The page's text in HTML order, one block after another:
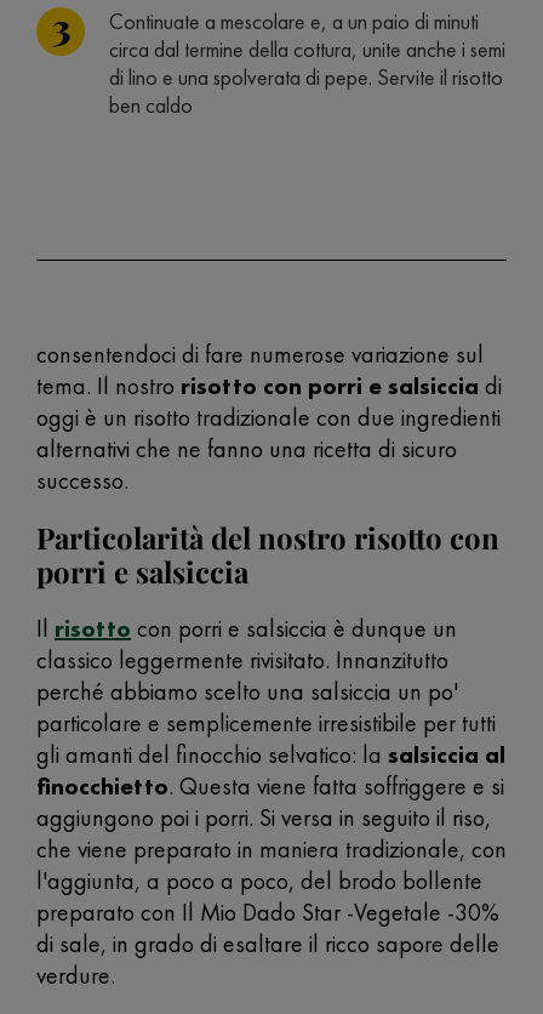
Continuate a mescolare e, a un paio di minuti
circa dal termine della cottura, unite anche i semi
di lino e una spolverata di pepe. Servite il risotto
ben caldo
consentendoci di fare numerose variazione sul
tema. Il nostro risotto con porri e salsiccia di
oggi è un risotto tradizionale con due ingredienti
alternativi che ne fanno una ricetta di sicuro
successo.
Particolarità del nostro risotto con
porri e salsiccia
Il risotto con porri e salsiccia è dunque un
classico leggermente rivisitato. Innanzitutto
perché abbiamo scelto una salsiccia un po'
particolare e semplicemente irresistibile per tutti
gli amanti del finocchio selvatico: la salsiccia al
finocchietto. Questa viene fatta soffriggere e si
aggiungono poi i porri. Si versa in seguito il riso,
che viene preparato in maniera tradizionale, con
l'aggiunta, a poco a poco, del brodo bollente
preparato con Il Mio Dado Star -Vegetale -30%
di sale, in grado di esaltare il ricco sapore delle
verdure.